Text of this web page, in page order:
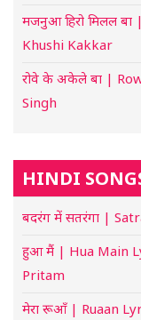
मजनुआ हिरो मिलल
Khushi Kakkar
रोवे के अकेले बा |
Singh
HINDI
बदरंग में सतरंगा |
हुआ मैं | Hua Main
Pritam
मेरा रूआँ | Ruaan